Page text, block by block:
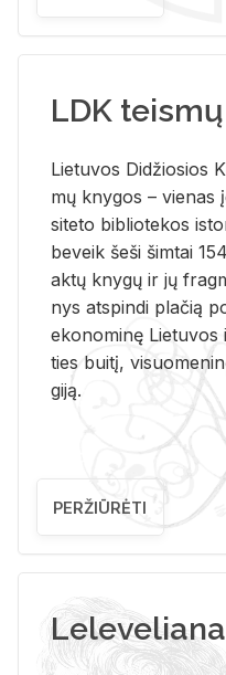
LDK
Lie­tu­vos Di­džio­sios
mų kny­gos –
si­te­to bi­b­lio­te­kos
be­veik šeši šim­tai
aktų kny­gų ir jų
nys at­spin­di pla­čią
eko­no­mi­nę
ties bui­tį,
gi­ją.
PERŽIŪRĖTI
Leleveliana